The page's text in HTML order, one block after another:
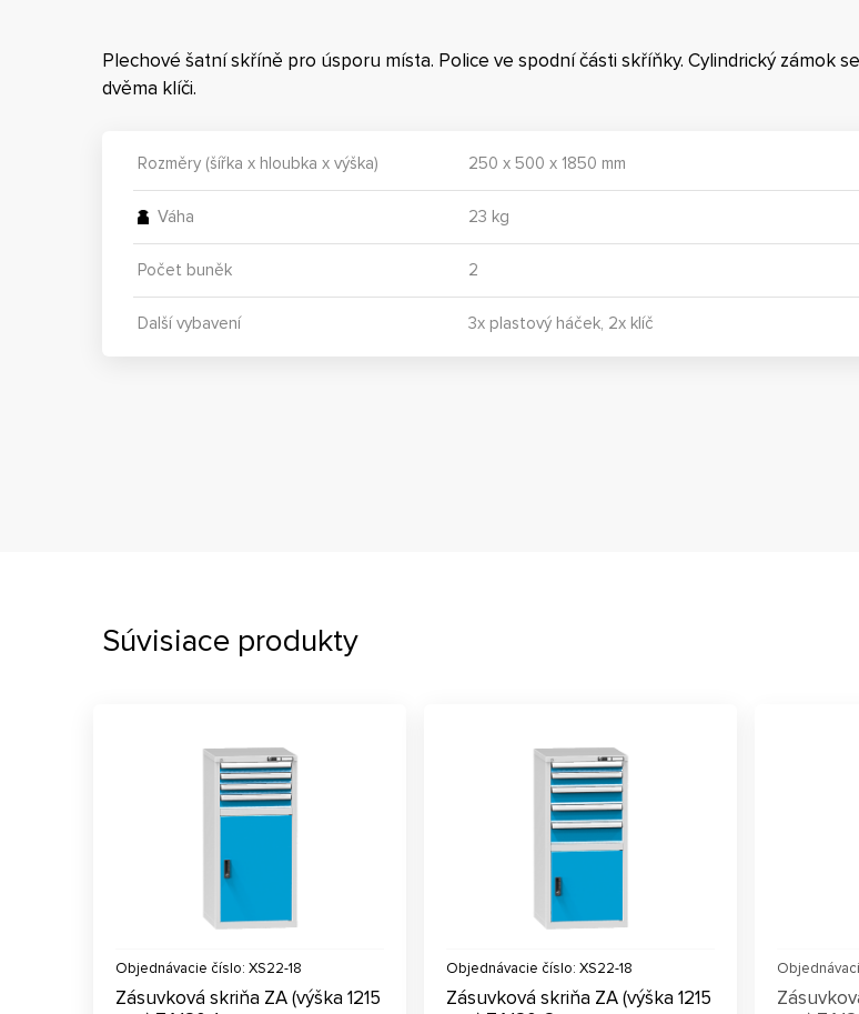
Plechové šatní skříně pro úsporu místa. Police ve spodní části skříňky. Cylindrický zámok se
dvěma klíči.
Rozměry (šířka x hloubka x výška) 250 x 500 x 1850 mm
Váha 23 kg
Počet buněk 2
Další vybavení 3x plastový háček, 2x klíč
Súvisiace produkty
Objednávacie číslo: XS22-18
Zásuvková skriňa ZA (výška 1215
Objednávacie číslo: XS22-18
Zásuvková skriňa ZA (výška 1215